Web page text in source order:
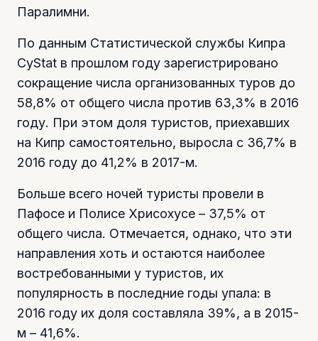
Паралимни.
По данным Статистической службы Кипра
CyStat в прошлом году зарегистрировано
сокращение числа организованных туров до
58,8% от общего числа против 63,3% в 2016
году. При этом доля туристов, приехавших
на Кипр самостоятельно, выросла с 36,7% в
2016 году до 41,2% в 2017-м.
Больше всего ночей туристы провели в
Пафосе и Полисе Хрисохусе – 37,5% от
общего числа. Отмечается, однако, что эти
направления хоть и остаются наиболее
востребованными у туристов, их
популярность в последние годы упала: в
2016 году их доля составляла 39%, а в 2015-
м – 41,6%.